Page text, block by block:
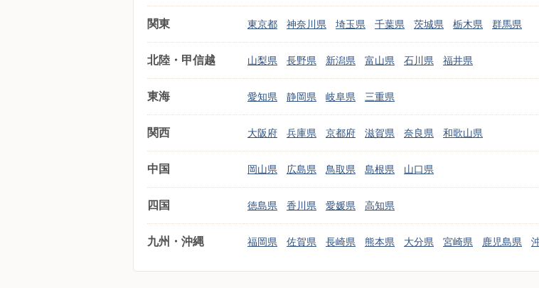
関東 東京都 神奈川県 埼玉県 千葉県 茨城県 栃木県 群馬県
北陸・甲信越 山梨県 長野県 新潟県 富山県 石川県 福井県
東海 愛知県 静岡県 岐阜県 三重県
関西 大阪府 兵庫県 京都府 滋賀県 奈良県 和歌山県
中国 岡山県 広島県 鳥取県 島根県 山口県
四国 徳島県 香川県 愛媛県 高知県
九州・沖縄 福岡県 佐賀県 長崎県 熊本県 大分県 宮崎県 鹿児島県